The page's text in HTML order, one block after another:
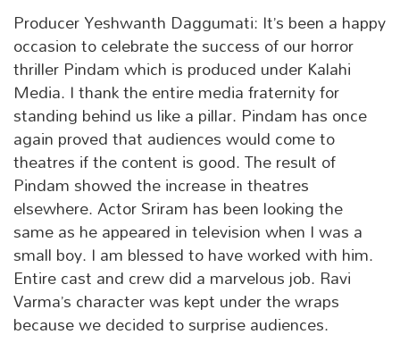
Producer Yeshwanth Daggumati: It’s been a happy
occasion to celebrate the success of our horror
thriller Pindam which is produced under Kalahi
Media. I thank the entire media fraternity for
standing behind us like a pillar. Pindam has once
again proved that audiences would come to
theatres if the content is good. The result of
Pindam showed the increase in theatres
elsewhere. Actor Sriram has been looking the
same as he appeared in television when I was a
small boy. I am blessed to have worked with him.
Entire cast and crew did a marvelous job. Ravi
Varma’s character was kept under the wraps
because we decided to surprise audiences.